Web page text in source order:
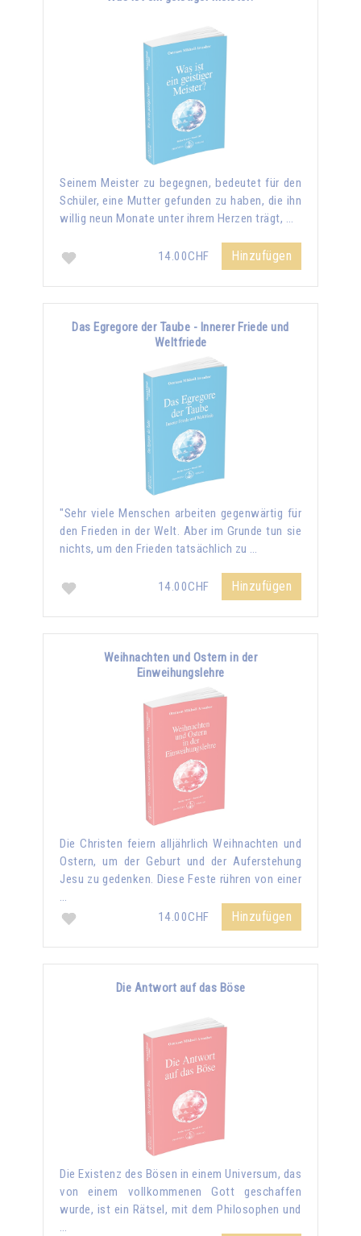
Seinem Meister zu begegnen, bedeutet für den
Schüler, eine Mutter gefunden zu haben, die ihn
willig neun Monate unter ihrem Herzen trägt, …
14.00CHF Hinzufügen
Das Egregore der Taube - Innerer Friede und
Weltfriede
"Sehr viele Menschen arbeiten gegenwärtig für
den Frieden in der Welt. Aber im Grunde tun sie
nichts, um den Frieden tatsächlich zu …
14.00CHF Hinzufügen
Weihnachten und Ostern in der
Einweihungslehre
Die Christen feiern alljährlich Weihnachten und
Ostern, um der Geburt und der Auferstehung
Jesu zu gedenken. Diese Feste rühren von einer
…
14.00CHF
Hinzufügen
Die Antwort auf das Böse
Die Existenz des Bösen in einem Universum, das
von einem vollkommenen Gott geschaffen
wurde, ist ein Rätsel, mit dem Philosophen und
…